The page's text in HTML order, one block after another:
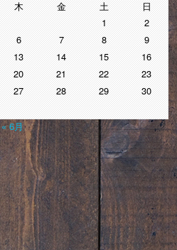
木 金 土
日
1
2
6 7 8
9
13 14 15
16
20 21 22
23
27 28 29
30
« 6月